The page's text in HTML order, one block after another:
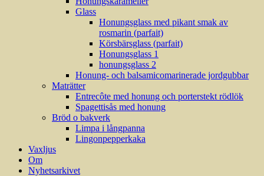
Glass
Honungsglass med pikant smak av
rosmarin (parfait)
Körsbärsglass (parfait)
Honungsglass 1
honungsglass 2
Honung- och balsamicomarinerade jordgubbar
Maträtter
Entrecôte med honung och porterstekt rödlök
Spagettisås med honung
Bröd o bakverk
Limpa i långpanna
Lingonpepperkaka
Vaxljus
Om
Nyhetsarkivet